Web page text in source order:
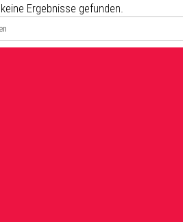
Ergebnisse gefunden.